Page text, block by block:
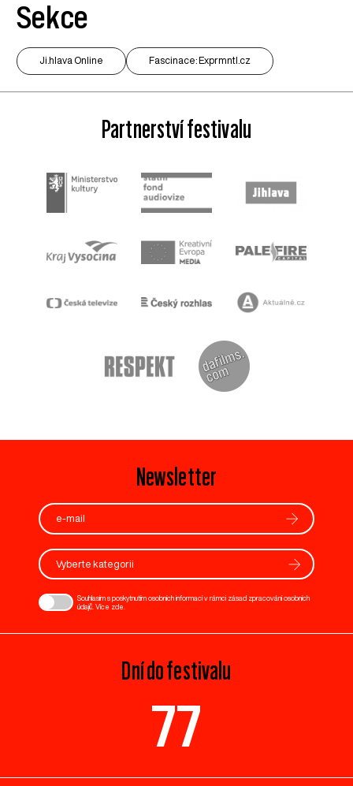
Sekce
Ji.hlava Online Fascinace: Exprmntl.cz
Partnerství festivalu
Newsletter
Vyberte kategorii
Souhlasím s poskytnutím osobních informací v rámci zásad zpracování osobních
údajů. Více zde
Dní do festivalu
77